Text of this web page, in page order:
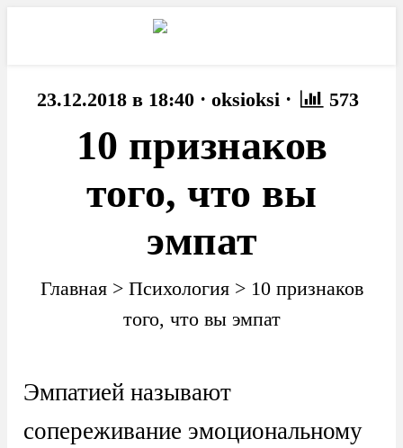
23.12.2018 в 18:40 · oksioksi · 573
10 признаков
того, что вы
эмпат
Главная> Психология> 10 признаков
того, что вы эмпат
Эмпатией называют
сопереживание эмоциональному